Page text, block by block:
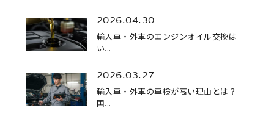
2026.04.30
輸入車・外車のエンジンオイル交換は
い...
2026.03.27
輸入車・外車の車検が高い理由とは？
国...